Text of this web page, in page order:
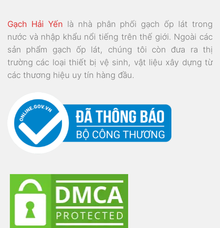
Gạch Hải Yến là nhà phân phối gạch ốp lát trong
nước và nhập khẩu nổi tiếng trên thế giới. Ngoài các
sản phẩm gạch ốp lát, chúng tôi còn đưa ra thị
trường các loại thiết bị vệ sinh, vật liệu xây dựng từ
các thương hiệu uy tín hàng đầu.